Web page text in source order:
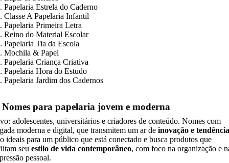
Papelaria Estrela do Caderno
Classe A Papelaria Infantil
Papelaria Primeira Letra
Reino do Material Escolar
Papelaria Tia da Escola
Mochila & Papel
Papelaria Criança Criativa
Papelaria Hora do Estudo
Papelaria Jardim dos Cadernos
Nomes para papelaria jovem e moderna
adolescentes, universitários e criadores de conteúdo. Nomes com
moderna e digital, que transmitem um ar de inovação e
ideais para um público que está conectado e busca produtos que
seu estilo de vida contemporâneo, com foco na organização e
pessoal.